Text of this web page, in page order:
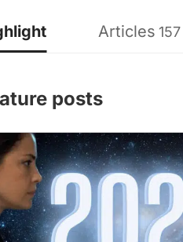
Articles 157
posts